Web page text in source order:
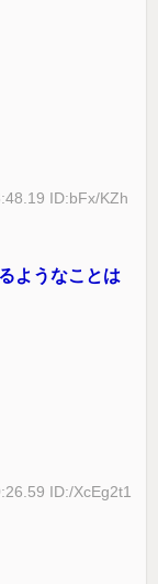
ID:bFx/KZh
ようなことは
ID:/XcEg2t1